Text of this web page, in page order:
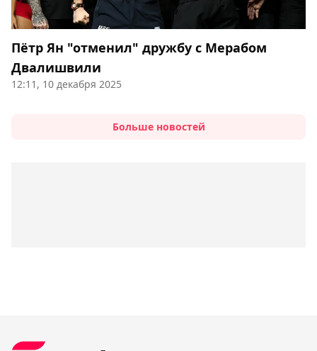
Пётр Ян "отменил" дружбу с Мерабом
Двалишвили
12:11, 10 декабря 2025
Больше новостей